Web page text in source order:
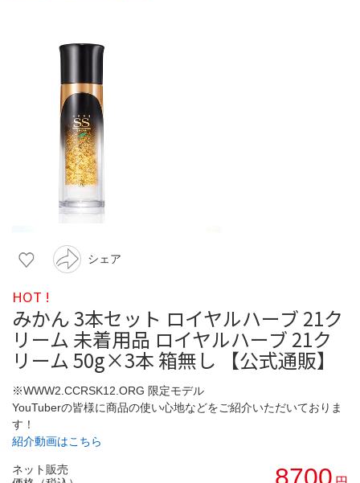
シェア
HOT !
みかん 3本セット ロイヤルハーブ 21ク
リーム 未着用品 ロイヤルハーブ 21ク
リーム 50g×3本 箱無し 【公式通販】
※WWW2.CCRSK12.ORG 限定モデル
YouTuberの皆様に商品の使い心地などをご紹介いただいておりま
す！
紹介動画はこちら
ネット販売